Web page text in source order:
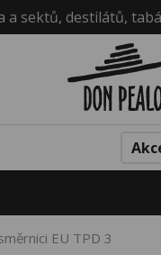
a sektů, destilátů,
EU TPD 3